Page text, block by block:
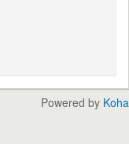
Powered by Koha